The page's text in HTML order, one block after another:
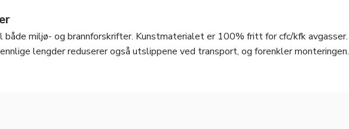
miljø- og brannforskrifter. Kunstmaterialet er 100% fritt for cfc/kfk avgasser.
lengder reduserer også utslippene ved transport, og forenkler monteringen.